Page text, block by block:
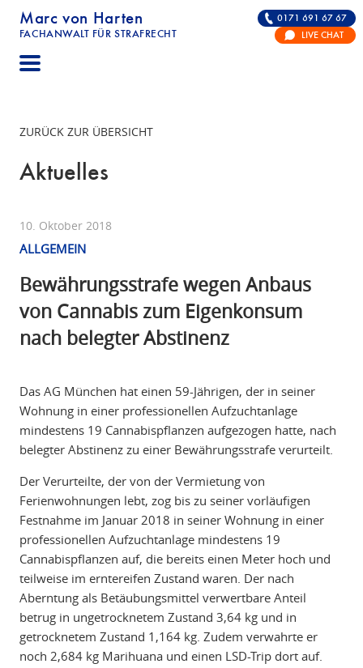
Marc von Harten
FACHANWALT FÜR STRAFRECHT
STRAFRECHT | RECHTSANWALT FÜR DIE
0171 691 67 67
LIVE CHAT
ZURÜCK ZUR ÜBERSICHT
Aktuelles
10. Oktober 2018
ALLGEMEIN
Bewährungsstrafe wegen Anbaus
von Cannabis zum Eigenkonsum
nach belegter Abstinenz
Das AG München hat einen 59-Jährigen, der in seiner
Wohnung in einer professionellen Aufzuchtanlage
mindestens 19 Cannabispflanzen aufgezogen hatte, nach
belegter Abstinenz zu einer Bewährungsstrafe verurteilt.
Der Verurteilte, der von der Vermietung von
Ferienwohnungen lebt, zog bis zu seiner vorläufigen
Festnahme im Januar 2018 in seiner Wohnung in einer
professionellen Aufzuchtanlage mindestens 19
Cannabispflanzen auf, die bereits einen Meter hoch und
teilweise im erntereifen Zustand waren. Der nach
Aberntung als Betäubungsmittel verwertbare Anteil
betrug in ungetrocknetem Zustand 3,64 kg und in
getrocknetem Zustand 1,164 kg. Zudem verwahrte er
noch 2,684 kg Marihuana und einen LSD-Trip dort auf.